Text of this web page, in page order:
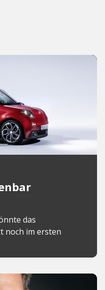
das
noch im ersten